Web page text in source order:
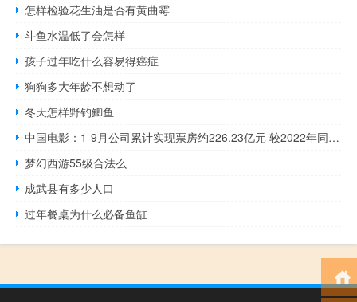
怎样检验花生油是否有黄曲霉
斗鱼水温低了会怎样
孩子过年吃什么容易得癌症
狗狗多大年龄不想动了
冬天怎样野钓鲫鱼
中国电影：1-9月公司累计实现票房约226.23亿元 较2022年同期增加99.11亿元
梦幻西游55级合法么
成武县有多少人口
过年餐桌为什么必备鱼缸